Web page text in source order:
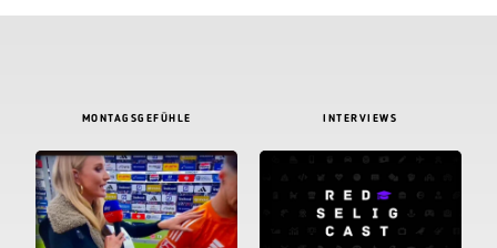
MONTAGSGEFÜHLE INTERVIEWS